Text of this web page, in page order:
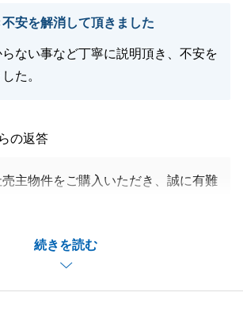
弊社を末永くご愛顧賜りますようお
。
安を解消して頂きました
ない事など丁寧に説明頂き、不安を
た。
続きを読む
の返答
主物件をご購入いただき、誠に有難
進めることができ、私自身も大変嬉し
住まいで、Ｋ様ご家族皆様が笑顔あ